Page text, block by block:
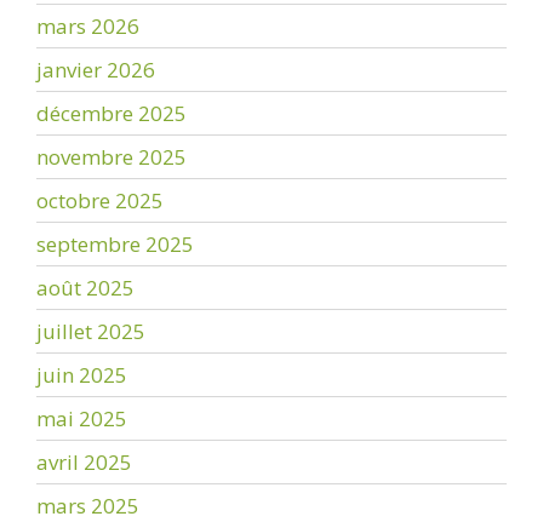
mars 2026
janvier 2026
décembre 2025
novembre 2025
octobre 2025
septembre 2025
août 2025
juillet 2025
juin 2025
mai 2025
avril 2025
mars 2025